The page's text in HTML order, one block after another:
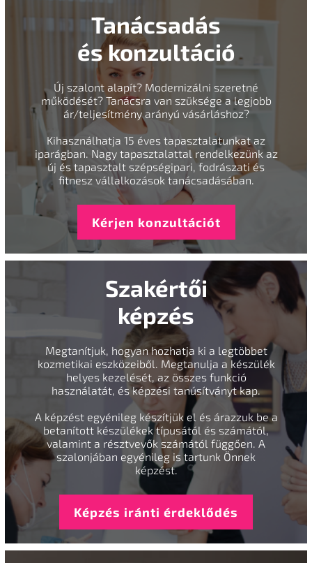
Tanácsadás
és konzultáció
Új szalont alapít? Modernizálni szeretné
működését? Tanácsra van szüksége a legjobb
ár/teljesítmény arányú vásárláshoz?
Kihasználhatja 15 éves tapasztalatunkat az
iparágban. Nagy tapasztalattal rendelkezünk az
új és tapasztalt szépségipari, fodrászati és
fitnesz vállalkozások tanácsadásában.
Kérjen konzultációt
Szakértői
képzés
Megtanítjuk, hogyan hozhatja ki a legtöbbet
kozmetikai eszközeiből. Megtanulja a készülék
helyes kezelését, az összes funkció
használatát, és képzési tanúsítványt kap.
A képzést egyénileg készítjük el és árazzuk be a
betanított készülékek típusától és számától,
valamint a résztvevők számától függően. A
szalonjában egyénileg is tartunk Önnek
képzést.
Képzés iránti érdeklődés